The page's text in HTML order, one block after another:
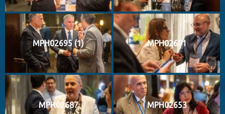
MPH02695 (1) MPH02691
MPH02687 MPH02653